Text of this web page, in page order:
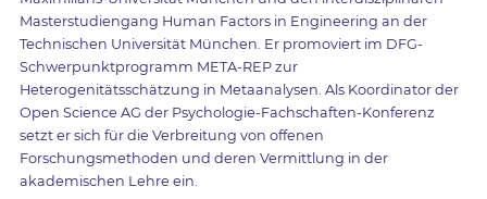
Masterstudiengang Human Factors in Engineering an der
Technischen Universität München. Er promoviert im DFG-
Schwerpunktprogramm META-REP zur
Heterogenitätsschätzung in Metaanalysen. Als Koordinator der
Open Science AG der Psychologie-Fachschaften-Konferenz
setzt er sich für die Verbreitung von offenen
Forschungsmethoden und deren Vermittlung in der
akademischen Lehre ein.